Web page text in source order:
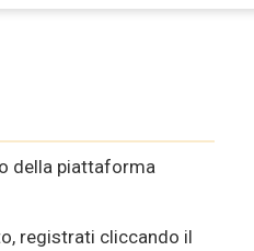
della piattaforma
registrati cliccando il